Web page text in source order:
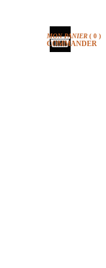
MON PANIER ( 0 )
COMMANDER